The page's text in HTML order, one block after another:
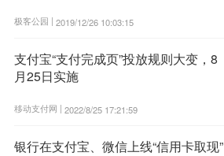
极客公园 | 2019/12/26 10:03:15
支付宝“支付完成页”投放规则大变，8
月25日实施
移动支付网 | 2022/8/25 17:21:59
银行在支付宝、微信上线“信用卡取现”